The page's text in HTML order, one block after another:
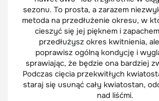
sezonu. To prosta, a zarazem
metoda na przedłużenie okresu, w
cieszyć się jej pięknem i
przedłużysz okres kwitnienia,
poprawisz ogólną kondycję i
sprawiając, że będzie ona bardziej
Podczas cięcia przekwitłych
staraj się usunąć cały kwiatostan,
nad liśćmi.